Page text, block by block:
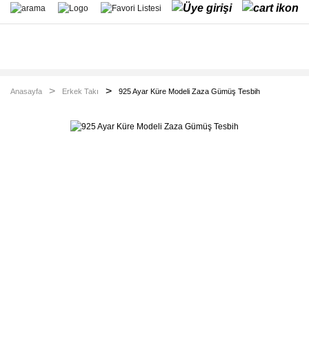
Anasayfa Erkek Takı 925 Ayar Küre Modeli Zaza Gümüş Tesbih